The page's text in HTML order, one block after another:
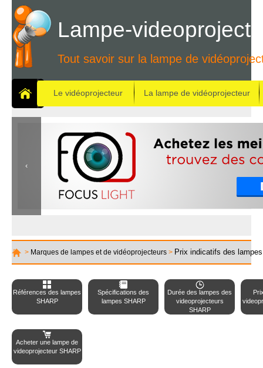
Lampe-
Tout savoir sur la lampe de
Le vidéoprojecteur La lampe de vidéoprojecteur
> Marques de lampes et de vidéoprojecteurs > Prix indicatifs des
Références des lampes
SHARP
Spécifications des
lampes SHARP
Durée des lampes des
videoprojecteurs
SHARP
Acheter une lampe de
videoprojecteur SHARP